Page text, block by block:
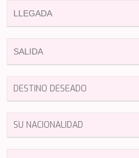
HEEUS
HP6
IDYLLE
IMMERSIVE
INFINITAS
INSIEME